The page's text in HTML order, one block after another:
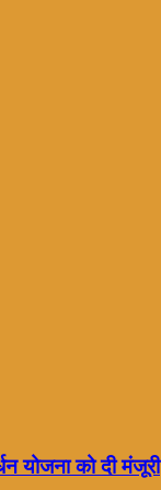
योजना को दी मंजूरी